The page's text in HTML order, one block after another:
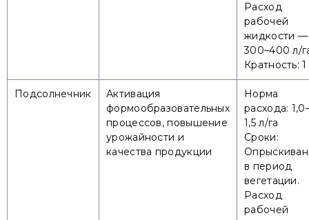
Расход
рабочей
жидкости —
300–400 л/
Кратность: 1
Подсолнечник
Активация
формообразовательных
процессов, повышение
урожайности и
качества продукции
Норма
расхода:
1,5 л/га
Сроки:
в период
вегетации.
Расход
рабочей